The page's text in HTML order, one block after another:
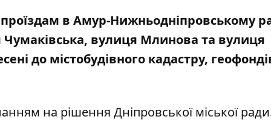
в Амур-Нижньодніпровському
Чумаківська, вулиця Млинова та вулиця
до містобудівного кадастру,
на рішення Дніпровської міської ради